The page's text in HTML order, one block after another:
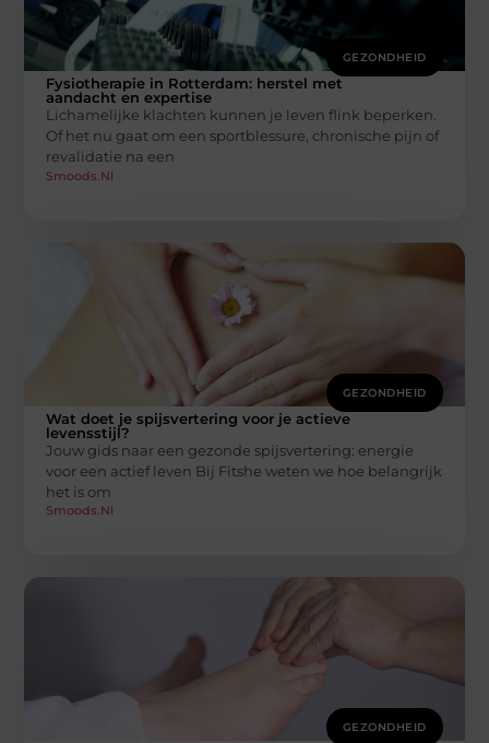
GEZONDHEID
Fysiotherapie in Rotterdam: herstel met
aandacht en expertise
Lichamelijke klachten kunnen je leven flink beperken.
Of het nu gaat om een sportblessure, chronische pijn of
revalidatie na een
Smoods.nl
GEZONDHEID
Wat doet je spijsvertering voor je actieve
levensstijl?
Jouw gids naar een gezonde spijsvertering: energie
voor een actief leven Bij Fitshe weten we hoe belangrijk
het is om
Smoods.nl
GEZONDHEID